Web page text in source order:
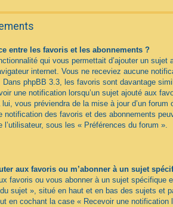
entre les favoris et les abonnements ?
qui vous permettait d’ajouter un
internet. Vous ne receviez aucune
phpBB 3.3, les favoris sont davantage
une notification lorsqu’un sujet ajouté aux
lui, vous préviendra de la mise à jour d’un forum
notification des favoris et des abonnements
l’utilisateur, sous les « Préférences du forum ».
aux favoris ou m’abonner à un sujet
favoris ou vous abonner à un sujet spécifique
sujet », situé en haut et en bas des sujets et
en cochant la case « Recevoir une notification